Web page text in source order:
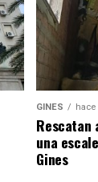
GINES
Rescatan
una
Gines